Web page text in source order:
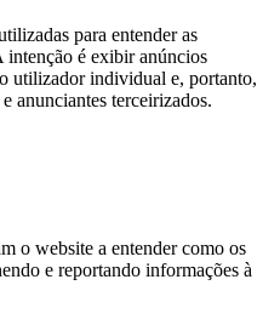
para entender as
intenção é exibir anúncios
utilizador individual e, portanto,
anunciantes terceirizados.
o website a entender como os
e reportando informações à